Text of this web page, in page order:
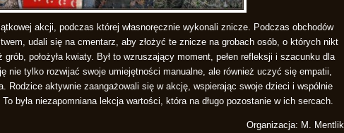
akcji, podczas której własnoręcznie wykonali znicze. Podczas obchodów
udali się na cmentarz, aby złożyć te znicze na grobach osób, o których nikt
położyła kwiaty. Był to wzruszający moment, pełen refleksji i szacunku dla
nie tylko rozwijać swoje umiejętności manualne, ale również uczyć się empatii,
Rodzice aktywnie zaangażowali się w akcję, wspierając swoje dzieci i wspólnie
była niezapomniana lekcja wartości, która na długo pozostanie w ich sercach.
Organizacja: M. Mentlik